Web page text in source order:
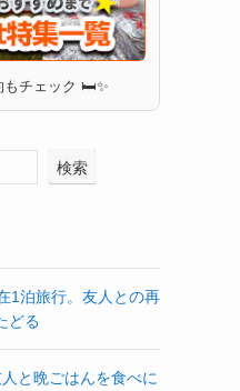
もチェック 🛏✨
検索
1泊旅行。友人との再
どる
と晩ごはんを食べに